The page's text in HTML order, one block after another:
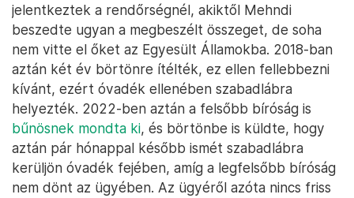
jelentkeztek a rendőrségnél, akiktől Mehndi
beszedte ugyan a megbeszélt összeget, de soha
nem vitte el őket az Egyesült Államokba. 2018-ban
aztán két év börtönre ítélték, ez ellen fellebbezni
kívánt, ezért óvadék ellenében szabadlábra
helyezték. 2022-ben aztán a felsőbb bíróság is
bűnösnek mondta ki, és börtönbe is küldte, hogy
aztán pár hónappal később ismét szabadlábra
kerüljön óvadék fejében, amíg a legfelsőbb bíróság
nem dönt az ügyében. Az ügyéről azóta nincs friss